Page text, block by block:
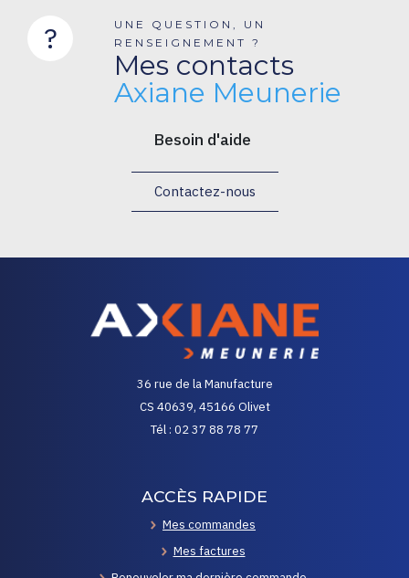
?
UNE QUESTION, UN
RENSEIGNEMENT ?
Mes contacts
Axiane Meunerie
Besoin d'aide
Contactez-nous
36 rue de la Manufacture
CS 40639, 45166 Olivet
Tél : 02 37 88 78 77
ACCÈS RAPIDE
Mes commandes
Mes factures